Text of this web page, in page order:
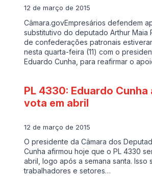
12 de março de 2015
Câmara.govEmpresários defendem
substitutivo do deputado Arthur Maia
de confederações patronais
nesta quarta-feira (11) com o
Eduardo Cunha, para reafirmar o
PL 4330: Eduardo Cunha
vota em abril
12 de março de 2015
O presidente da Câmara dos
Cunha afirmou hoje que o PL 4330
abril, logo após a semana santa. Isso
trabalhadores e setores…